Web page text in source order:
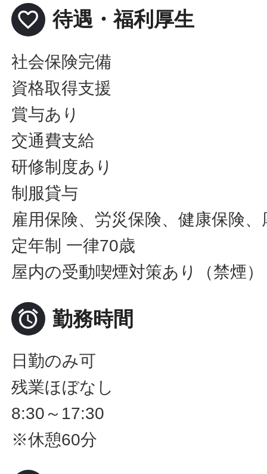
favorite_border 待遇・福利厚生
社会保険完備
資格取得支援
賞与あり
交通費支給
研修制度あり
制服貸与
雇用保険、労災保険、健康保険
定年制 一律70歳
屋内の受動喫煙対策あり（禁煙）
 勤務時間
日勤のみ可
残業ほぼなし
8:30～17:30
※休憩60分